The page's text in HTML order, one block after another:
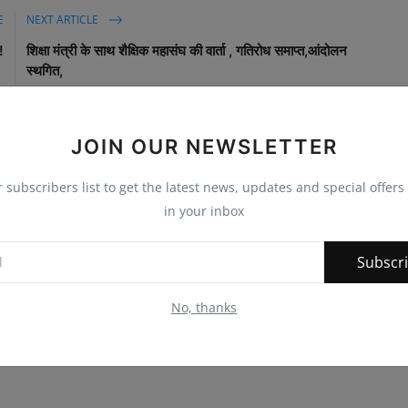
JOIN OUR NEWSLETTER
subscribers list to get the latest news, updates and special
in your inbox
No, thanks
NEXT ARTICLE
शिक्षा मंत्री के साथ शैक्षिक महासंघ की वार्ता , गतिरोध समाप्त,आंदोलन
स्थगित,
0 0 0 0